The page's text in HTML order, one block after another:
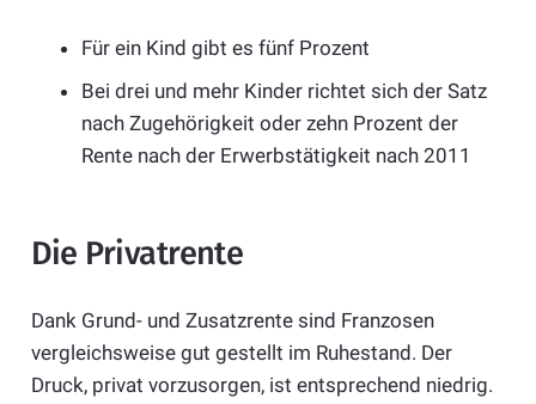
Für ein Kind gibt es fünf Prozent
Bei drei und mehr Kinder richtet sich der Satz
nach Zugehörigkeit oder zehn Prozent der
Rente nach der Erwerbstätigkeit nach 2011
Die Privatrente
Dank Grund- und Zusatzrente sind Franzosen
vergleichsweise gut gestellt im Ruhestand. Der
Druck, privat vorzusorgen, ist entsprechend niedrig.